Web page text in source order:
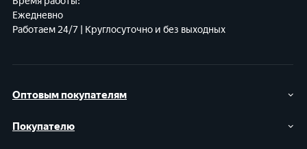
Оптовым покупателям
Покупателю
Ежедневно
Работаем 24/7 | Круглосуточно и без выходных